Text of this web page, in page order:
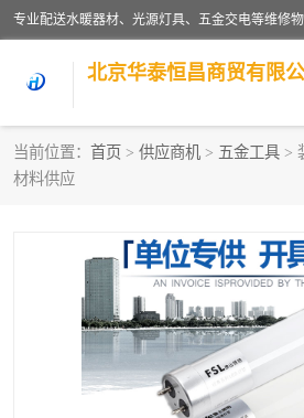
北京华泰恒昌商贸有限
当前位置： 首页 > 供应商机 > 五金工具 >
材料供应
水暖阀门
涂